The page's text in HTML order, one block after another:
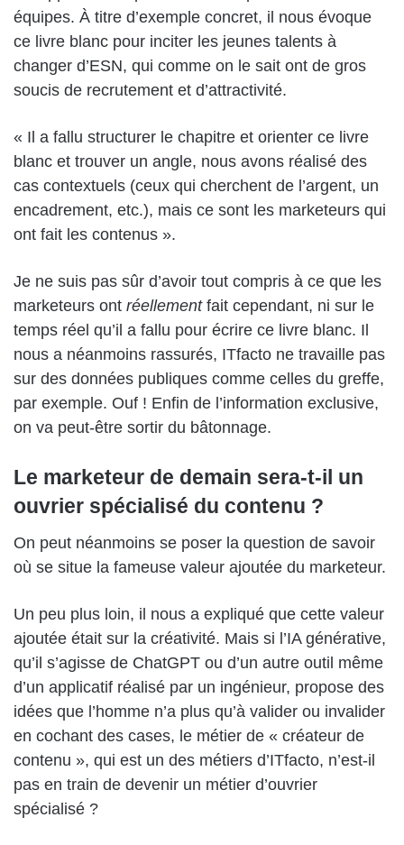
équipes. À titre d’exemple concret, il nous évoque
ce livre blanc pour inciter les jeunes talents à
changer d’ESN, qui comme on le sait ont de gros
soucis de recrutement et d’attractivité.
« Il a fallu structurer le chapitre et orienter ce livre
blanc et trouver un angle, nous avons réalisé des
cas contextuels (ceux qui cherchent de l’argent, un
encadrement, etc.), mais ce sont les marketeurs qui
ont fait les contenus ».
Je ne suis pas sûr d’avoir tout compris à ce que les
marketeurs ont réellementfait cependant, ni sur le
temps réel qu’il a fallu pour écrire ce livre blanc. Il
nous a néanmoins rassurés, ITfacto ne travaille pas
sur des données publiques comme celles du greffe,
par exemple. Ouf ! Enfin de l’information exclusive,
on va peut-être sortir du bâtonnage.
Le marketeur de demain sera-t-il un
ouvrier spécialisé du contenu ?
On peut néanmoins se poser la question de savoir
où se situe la fameuse valeur ajoutée du marketeur.
Un peu plus loin, il nous a expliqué que cette valeur
ajoutée était sur la créativité. Mais si l’IA générative,
qu’il s’agisse de ChatGPT ou d’un autre outil même
d’un applicatif réalisé par un ingénieur, propose des
idées que l’homme n’a plus qu’à valider ou invalider
en cochant des cases, le métier de « créateur de
contenu », qui est un des métiers d’ITfacto, n’est-il
pas en train de devenir un métier d’ouvrier
spécialisé ?